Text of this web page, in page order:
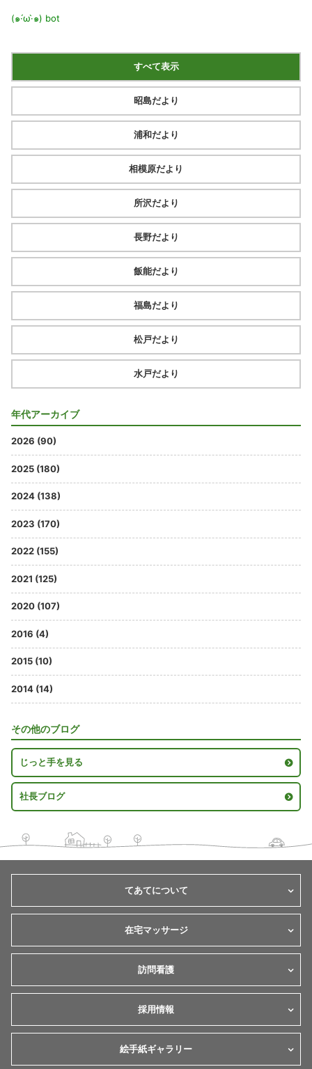
(๑·́ω·̀๑) bot
すべて表示
昭島だより
浦和だより
相模原だより
所沢だより
長野だより
飯能だより
福島だより
松戸だより
水戸だより
年代アーカイブ
2026 (90)
2025 (180)
2024 (138)
2023 (170)
2022 (155)
2021 (125)
2020 (107)
2016 (4)
2015 (10)
2014 (14)
その他のブログ
じっと手を見る
社長ブログ
てあてについて
在宅マッサージ
訪問看護
採用情報
絵手紙ギャラリー